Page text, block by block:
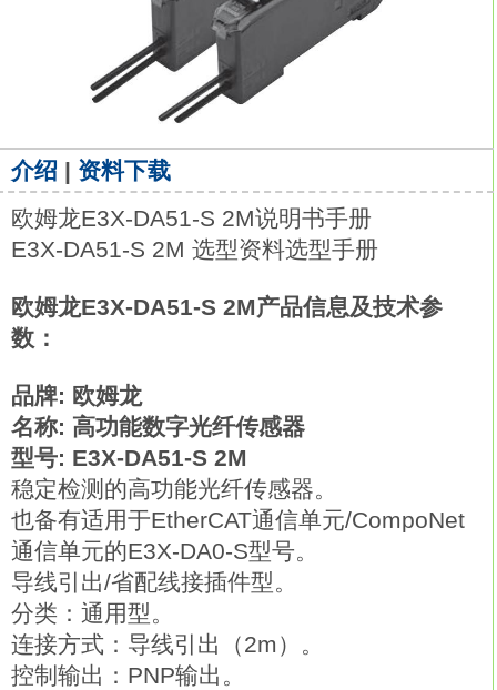
介绍 | 资料下载
欧姆龙E3X-DA51-S 2M说明书手册
E3X-DA51-S 2M 选型资料选型手册
欧姆龙E3X-DA51-S 2M产品信息及技术参
数：
品牌: 欧姆龙
名称: 高功能数字光纤传感器
型号: E3X-DA51-S 2M
稳定检测的高功能光纤传感器。
也备有适用于EtherCAT通信单元/CompoNet
通信单元的E3X-DA0-S型号。
导线引出/省配线接插件型。
分类：通用型。
连接方式：导线引出（2m）。
控制输出：PNP输出。